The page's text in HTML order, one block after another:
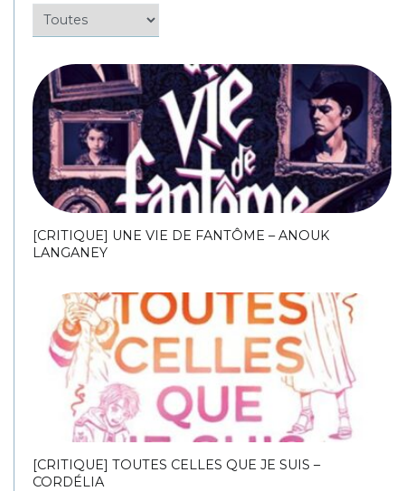
[CRITIQUE] UNE VIE DE FANTÔME – ANOUK
LANGANEY
[CRITIQUE] TOUTES CELLES QUE JE SUIS –
CORDÉLIA